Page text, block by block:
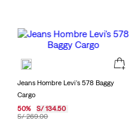
Jeans Hombre Levi's 578 Baggy
Cargo
S/ 269.00
50% S/ 134.50